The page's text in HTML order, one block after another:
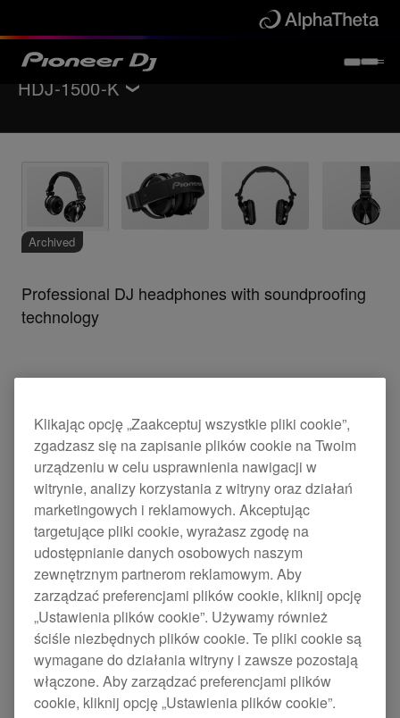
HDJ-1500-K
Wsparcie
Archived
Professional DJ headphones with soundproofing
technology
HDJ-1500-K
With their rugged yet lightweight build, the HDJ-
1500s are perfectly designed for the rigours of
professional use. High-quality sound components
means they deliver perfectly balanced sound
across the frequencies, and the exclusive
soundproofing chamber eliminates outside noise
so you can easily monitor the beat in loud venues.
Plus the urethane memory foam ear pads hug the
ear for maximum comfort even during the longest
sets.
Klikając opcję „Zaakceptuj wszystkie pliki cookie”,
zgadzasz się na zapisanie plików cookie na Twoim
urządzeniu w celu usprawnienia nawigacji w
witrynie, analizy korzystania z witryny oraz działań
marketingowych i reklamowych. Akceptując
targetujące pliki cookie, wyrażasz zgodę na
udostępnianie danych osobowych naszym
zewnętrznym partnerom reklamowym. Aby
zarządzać preferencjami plików cookie, kliknij opcję
„Ustawienia plików cookie”. Używamy również
ściśle niezbędnych plików cookie. Te pliki cookie są
wymagane do działania witryny i zawsze pozostają
włączone. Aby zarządzać preferencjami plików
cookie, kliknij opcję „Ustawienia plików cookie”.